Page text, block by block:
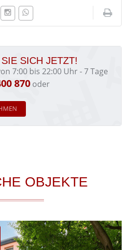
SICH JETZT!
7:00 bis 22:00 Uhr - 7 Tage
870 oder
OBJEKTE